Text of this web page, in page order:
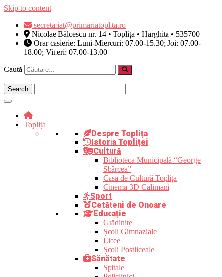
Skip to content
secretariat@primariatoplita.ro
Nicolae Bălcescu nr. 14 • Toplița • Harghita • 535700
Orar casierie: Luni-Miercuri: 07.00-15.30; Joi: 07.00-
18.00; Vineri: 07.00-13.00
Caută
Toplița
Despre Toplița
Istoria Topliței
Cultură
Biblioteca Municipală “George
Sbârcea”
Casa de Cultură Toplița
Cinema 3D Calimani
Sport
Cetățeni de Onoare
Educație
Grădinițe
Școli Gimnaziale
Licee
Școli Postliceale
Sănătate
Spitale